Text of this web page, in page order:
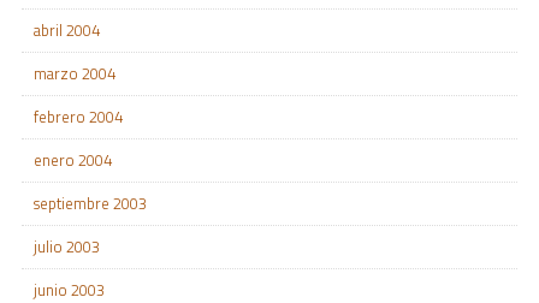
abril 2004
marzo 2004
febrero 2004
enero 2004
septiembre 2003
julio 2003
junio 2003